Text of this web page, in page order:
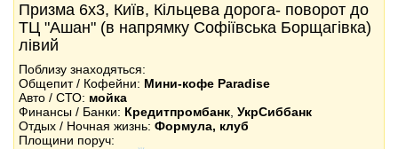
Призма 6x3, Київ, Кільцева дорога- поворот до
ТЦ "Ашан" (в напрямку Софіївська Борщагівка)
лівий
Поблизу знаходяться:
Общепит / Кофейни: Мини-кофе Paradise
Авто / СТО: мойка
Финансы / Банки: Кредитпромбанк УкрСиббанк
Отдых / Ночная жизнь: Формула, клуб
Площини поруч: